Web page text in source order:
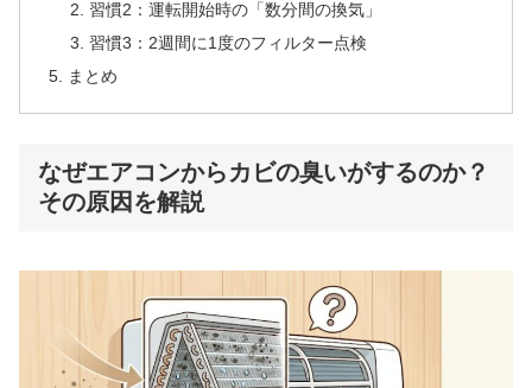
習慣2：運転開始時の「数分間の換気」
習慣3：2週間に1度のフィルター点検
まとめ
なぜエアコンからカビの臭いがするのか？
その原因を解説